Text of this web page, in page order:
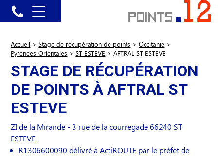
Accueil > Stage de récupération de points > Occitanie >
Pyrenees-Orientales > ST ESTEVE > AFTRAL ST ESTEVE
STAGE DE RÉCUPÉRATION
DE POINTS À AFTRAL ST
ESTEVE
ZI de la Mirande - 3 rue de la courregade 66240 ST
ESTEVE
R1306600090 délivré à ActiROUTE par le préfet de